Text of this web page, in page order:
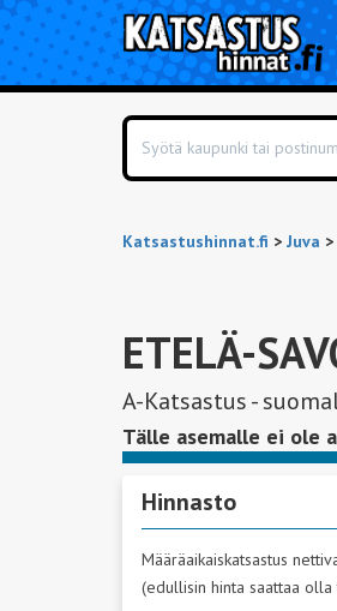
Katsastushinnat.fi > Juva >
ETELÄ-
A-Katsastus -
Tälle asemalle ei ole
Hinnasto
Määräaikaiskatsastus
(edullisin hinta saattaa